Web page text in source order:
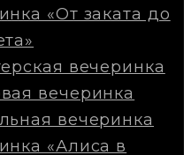
«От заката до
вечеринка
вечеринка
вечеринка
«Алиса в